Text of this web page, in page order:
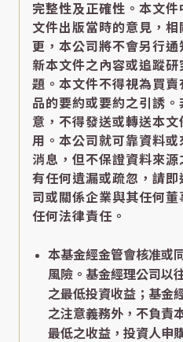
完整性及正確性。本文
文件出版當時的意見，
更，本公司將不會另行
新本文件之內容或追蹤
題。本文件不得視為買
品的要約或要約之引誘。
意，不得發送或轉送本
用。本公司就可靠資料
消息，但不保證資料來源
有任何遺漏或疏忽，請
司或關係企業與其任何
任何法律責任。
本基金經金管會核准或
風險。基金經理公司以
之最低投資收益；基金
之注意義務外，不負責
最低之收益，投資人申